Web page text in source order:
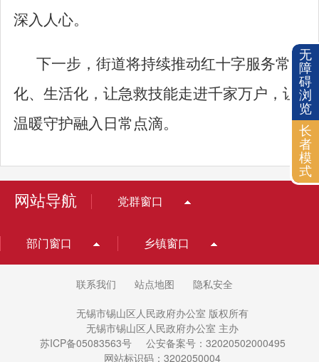
深入人心。
下一步，街道将持续推动红十字服务常态
化、生活化，让急救技能走进千家万户，让
温暖守护融入日常点滴。
网站导航 党群窗口
部门窗口 乡镇窗口
联系我们 站点地图 隐私安全
无锡市锡山区人民政府办公室 版权所有
无锡市锡山区人民政府办公室 主办
苏ICP备05083563号
公安备案号：32020502000495
网站标识码：3202050004
无
障
碍
浏
览
长
者
模
式